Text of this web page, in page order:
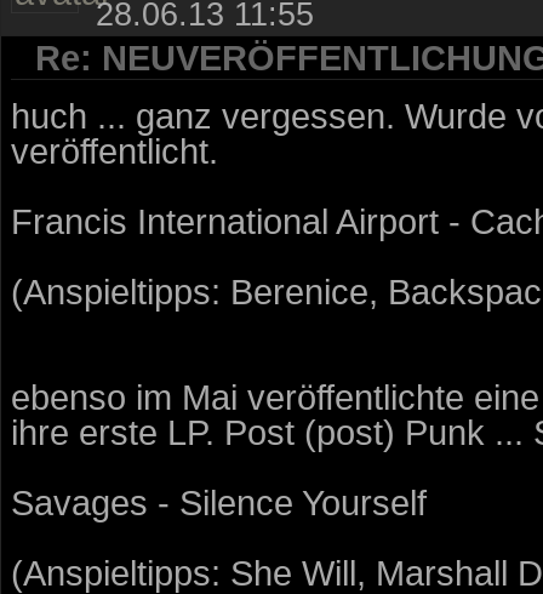
28.06.13 11:55
Re:
huch ... ganz vergessen. Wurde
veröffentlicht.
Francis International Airport -
(Anspieltipps: Berenice,
ebenso im Mai veröffentlichte
ihre erste LP. Post (post) Punk
Savages - Silence Yourself
(Anspieltipps: She Will, Marshall